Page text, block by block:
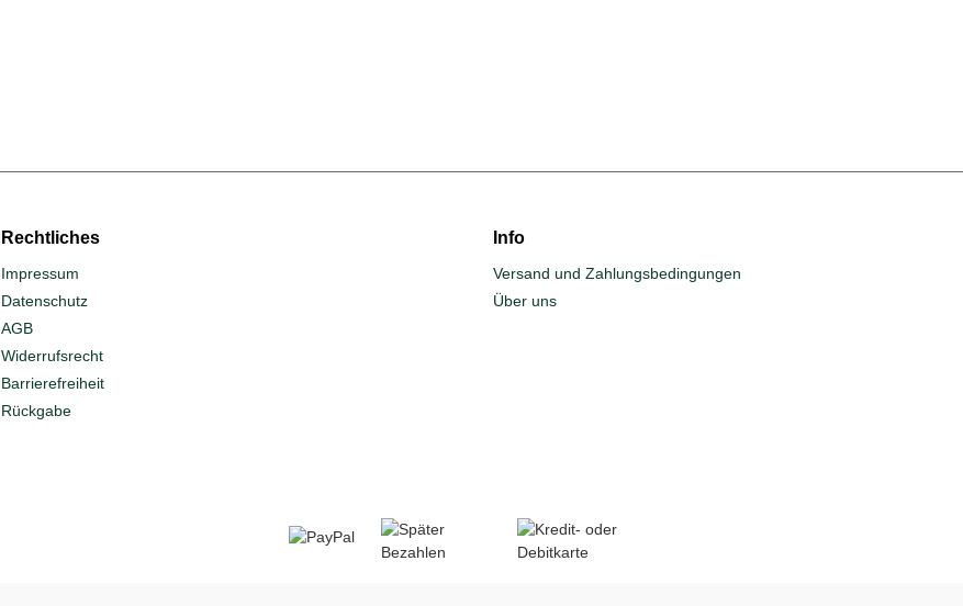
Rechtliches
Impressum
Datenschutz
AGB
Widerrufs­recht
Barrierefreiheit
Rückgabe
Info
Versand und Zahlungsbedingungen
Über uns